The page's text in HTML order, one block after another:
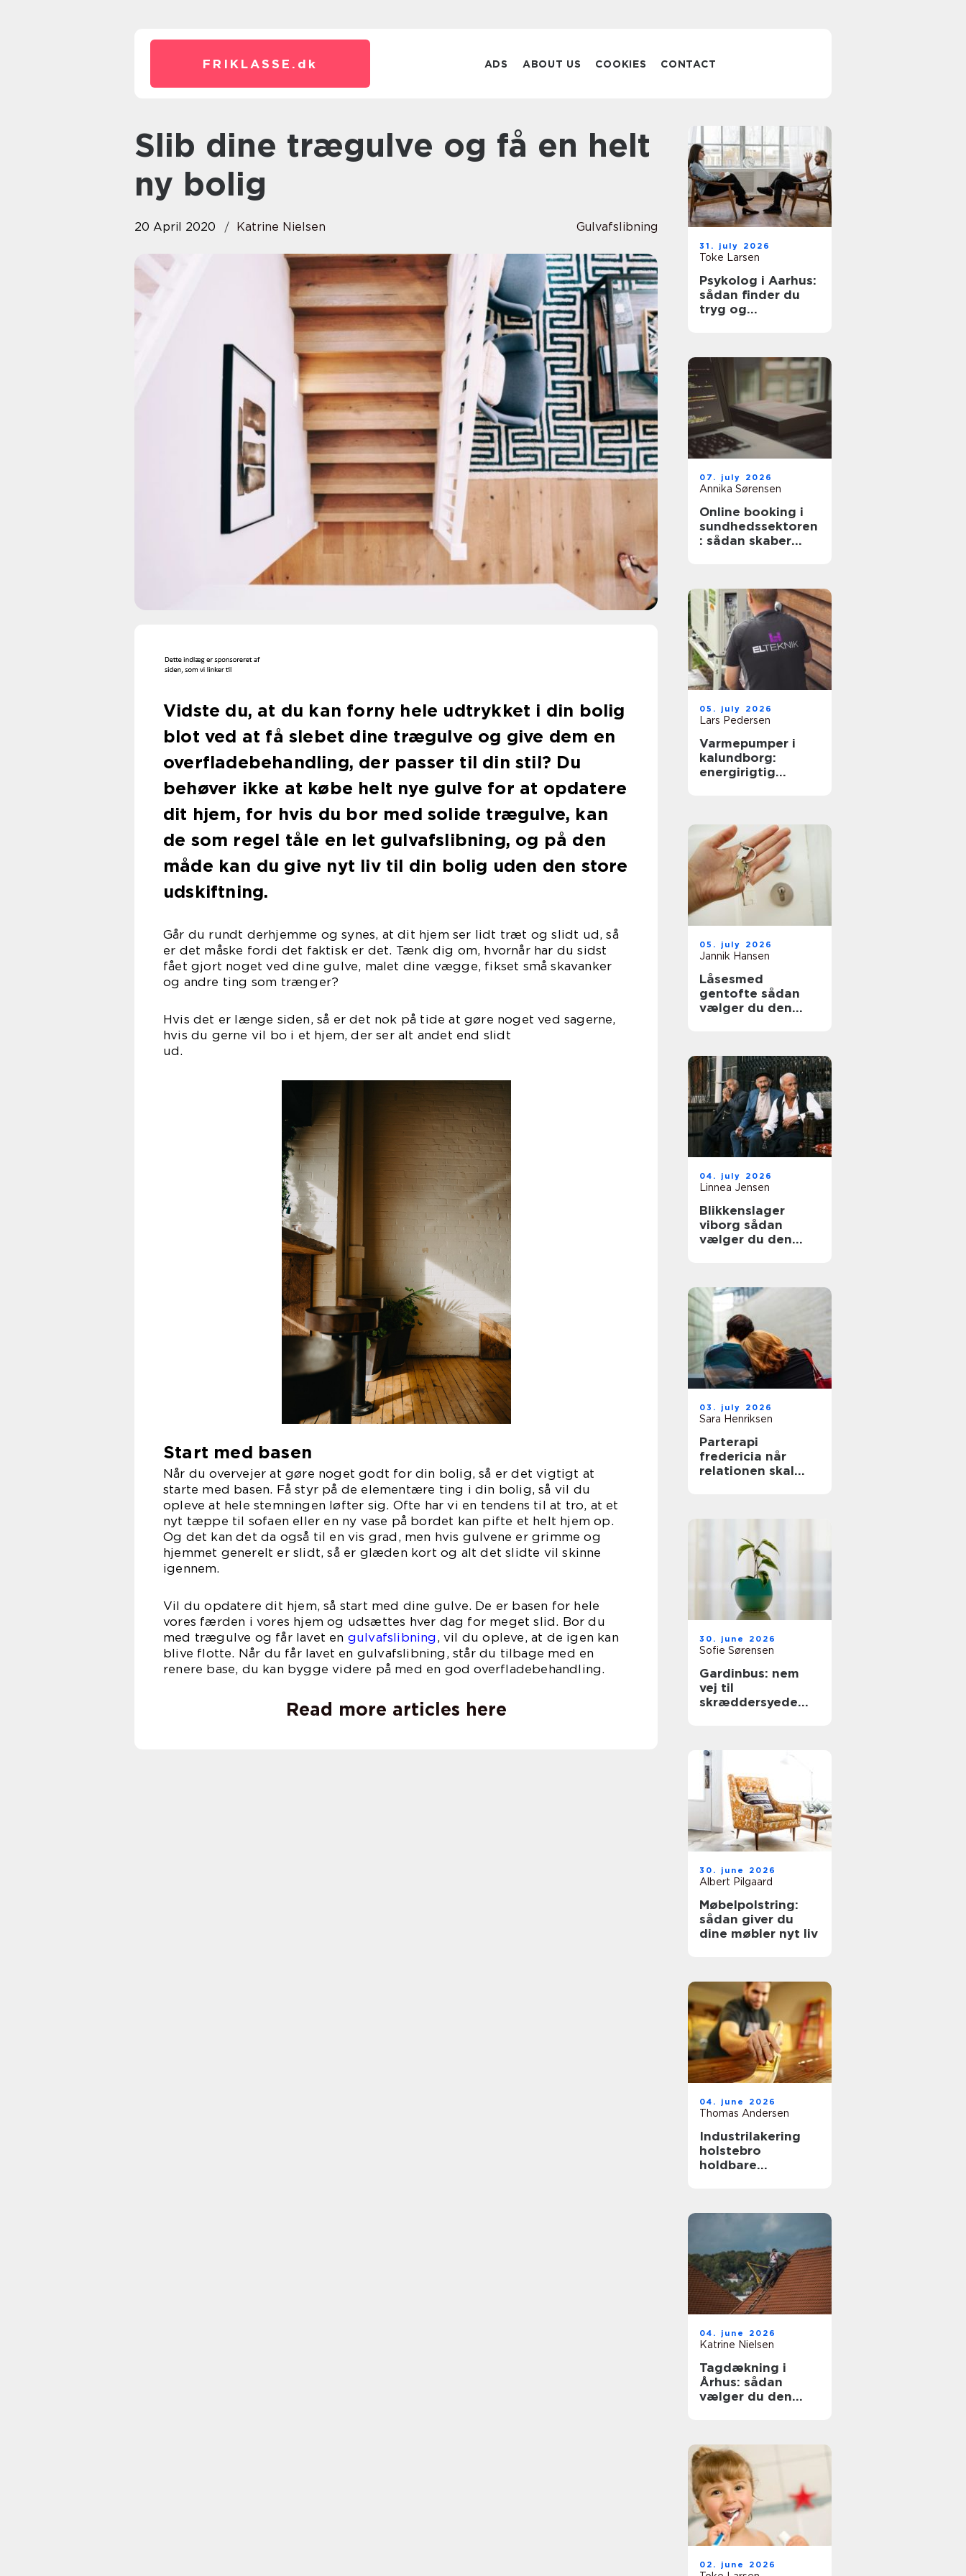
FRIKLASSE. dk ADS ABOUT US COOKIES CONTACT
Slib dine trægulve og få en helt
ny bolig
20 April 2020 Katrine Nielsen Gulvafslibning
Vidste du, at du kan forny hele udtrykket i din bolig
blot ved at få slebet dine trægulve og give dem en
overfladebehandling, der passer til din stil? Du
behøver ikke at købe helt nye gulve for at opdatere
dit hjem, for hvis du bor med solide trægulve, kan
de som regel tåle en let gulvafslibning, og på den
måde kan du give nyt liv til din bolig uden den store
udskiftning.
Går du rundt derhjemme og synes, at dit hjem ser lidt træt og slidt ud, så
er det måske fordi det faktisk er det. Tænk dig om, hvornår har du sidst
fået gjort noget ved dine gulve, malet dine vægge, fikset små skavanker
og andre ting som trænger?
Hvis det er længe siden, så er det nok på tide at gøre noget ved sagerne,
hvis du gerne vil bo i et hjem, der ser alt andet end slidt
ud.
Start med basen
Når du overvejer at gøre noget godt for din bolig, så er det vigtigt at
starte med basen. Få styr på de elementære ting i din bolig, så vil du
opleve at hele stemningen løfter sig. Ofte har vi en tendens til at tro, at et
nyt tæppe til sofaen eller en ny vase på bordet kan pifte et helt hjem op.
Og det kan det da også til en vis grad, men hvis gulvene er grimme og
hjemmet generelt er slidt, så er glæden kort og alt det slidte vil skinne
igennem.
Vil du opdatere dit hjem, så start med dine gulve. De er basen for hele
vores færden i vores hjem og udsættes hver dag for meget slid. Bor du
med trægulve og får lavet en gulvafslibning , vil du opleve, at de igen kan
blive flotte. Når du får lavet en gulvafslibning, står du tilbage med en
renere base, du kan bygge videre på med en god overfladebehandling.
Read more articles here
31. july 2026
Toke Larsen
Psykolog i Aarhus:
sådan finder du
tryg og
07. july 2026
Annika Sørensen
Online booking i
sundhedssektoren
: sådan skaber
05. july 2026
Lars Pedersen
Varmepumper i
kalundborg:
energirigtig
05. july 2026
Jannik Hansen
Låsesmed
gentofte sådan
vælger du den
04. july 2026
Linnea Jensen
Blikkenslager
viborg sådan
vælger du den
03. july 2026
Sara Henriksen
Parterapi
fredericia når
relationen skal
30. june 2026
Sofie Sørensen
Gardinbus: nem
vej til
skræddersyede
30. june 2026
Albert Pilgaard
Møbelpolstring:
sådan giver du
dine møbler nyt liv
04. june 2026
Thomas Andersen
Industrilakering
holstebro
holdbare
04. june 2026
Katrine Nielsen
Tagdækning i
Århus: sådan
vælger du den
02. june 2026